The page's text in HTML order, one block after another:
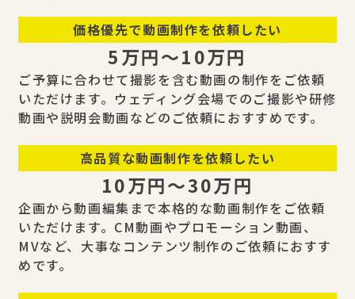
価格優先で動画制作を依頼したい
5万円〜10万円
ご予算に合わせて撮影を含む動画の制作をご依頼
いただけます。ウェディング会場でのご撮影や研修
動画や説明会動画などのご依頼におすすめです。
高品質な動画制作を依頼したい
10万円〜30万円
企画から動画編集まで本格的な動画制作をご依頼
いただけます。CM動画やプロモーション動画、
MVなど、大事なコンテンツ制作のご依頼におすす
めです。